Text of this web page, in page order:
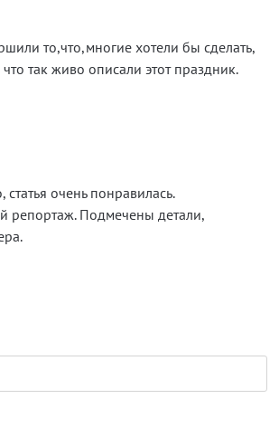
то,что,многие хотели бы сделать,
так живо описали этот праздник.
очень понравилась.
репортаж. Подмечены детали,